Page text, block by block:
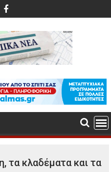
τα κλαδέματα και τα